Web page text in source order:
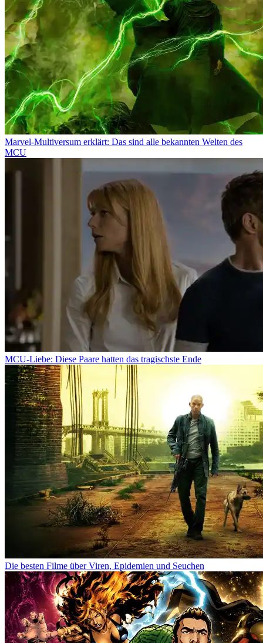
Marvel-Multiversum erklärt: Das sind alle bekannten Welten des
MCU
MCU-Liebe: Diese Paare hatten das tragischste Ende
Die besten Filme über Viren, Epidemien und Seuchen